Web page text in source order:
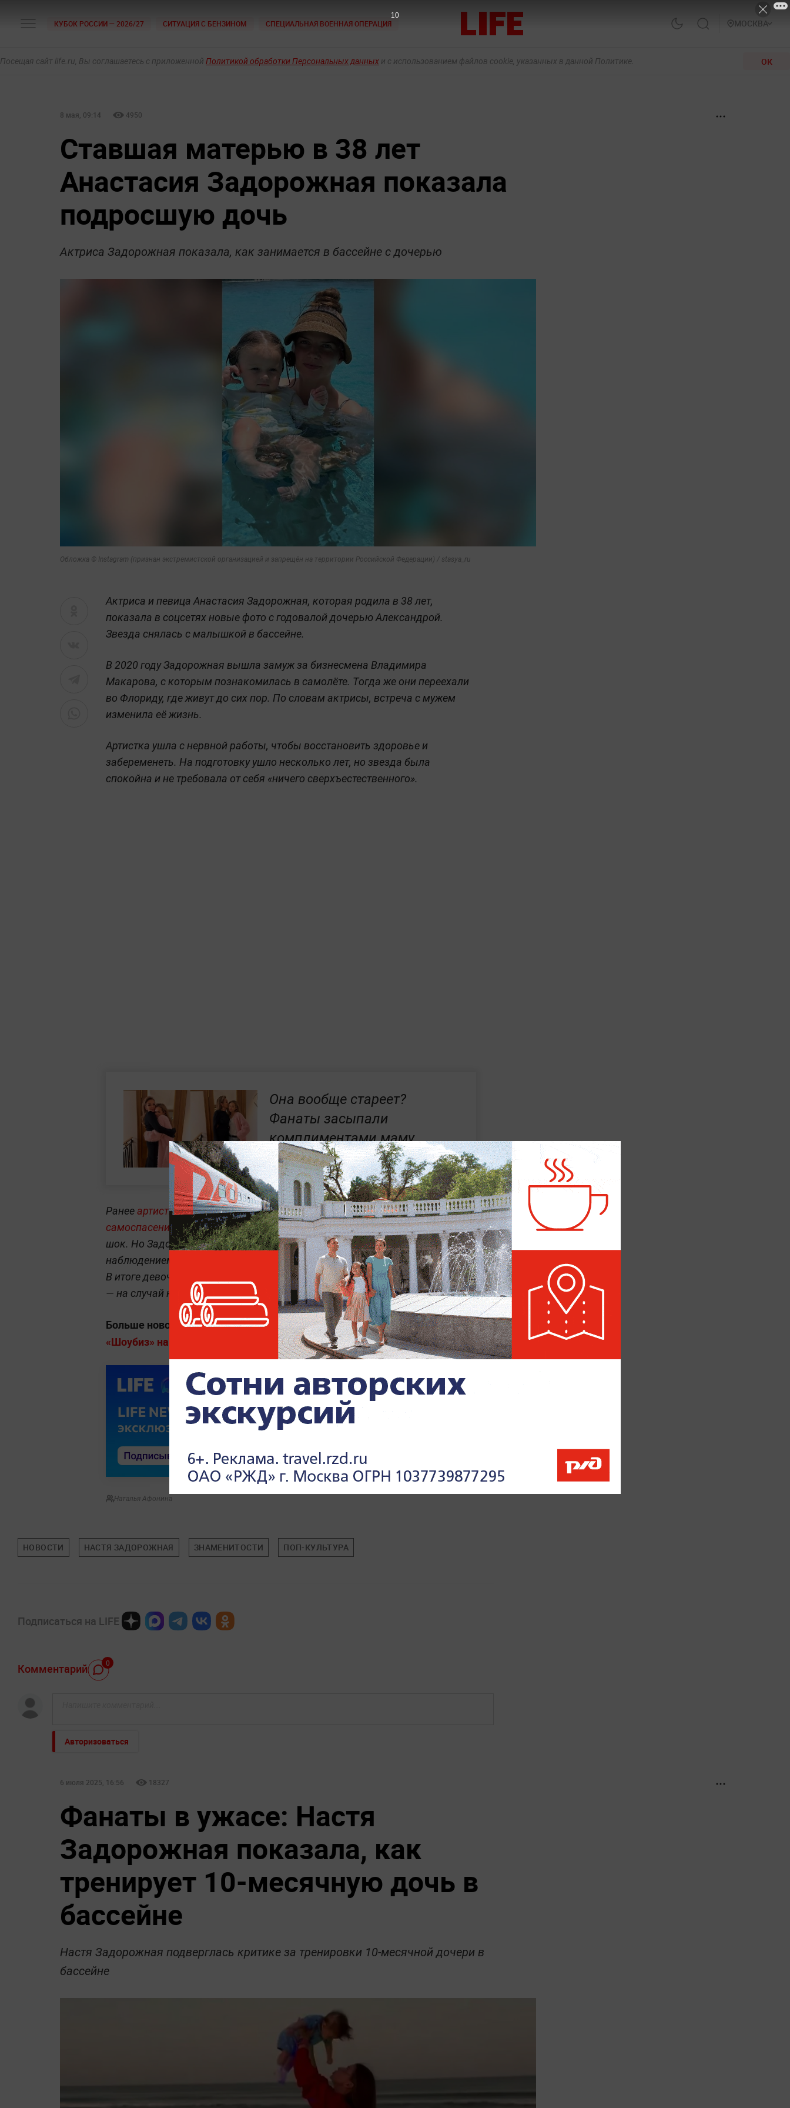
КУБОК РОССИИ — 2026/27 СИТУАЦИЯ С БЕНЗИНОМ СПЕЦИАЛЬНАЯ ВОЕННАЯ ОПЕРАЦИЯ МОСКВА
Посещая сайт life.ru, Вы соглашаетесь с приложенной Политикой обработки Персональных данных и с использованием файлов cookie, указанных в данной Политике. ОК
8 мая, 09:14 4950
Ставшая матерью в 38 лет
Анастасия Задорожная показала
подросшую дочь
Актриса Задорожная показала, как занимается в бассейне с дочерью
Обложка © Instagram (признан экстремистской организацией и запрещён на территории Российской Федерации) / stasya_ru
Актриса и певица Анастасия Задорожная, которая родила в 38 лет,
показала в соцсетях новые фото с годовалой дочерью Александрой.
Звезда снялась с малышкой в бассейне.
В 2020 году Задорожная вышла замуж за бизнесмена Владимира
Макарова, с которым познакомилась в самолёте. Тогда же они переехали
во Флориду, где живут до сих пор. По словам актрисы, встреча с мужем
изменила её жизнь.
Артистка ушла с нервной работы, чтобы восстановить здоровье и
забеременеть. На подготовку ушло несколько лет, но звезда была
спокойна и не требовала от себя «ничего сверхъестественного».
Она вообще стареет?
Фанаты засыпали
комплиментами маму
Стефании Маликовой
Ранееартистка рассказывала, что её дочь прошла специальные курсы
самоспасения на воде.Видео с тренировок вызвали у многих зрителей
шок. Но Задорожная объяснила, что ребёнок всё время был под
наблюдением инструктора, поэтому ничего страшного случиться не могло.
В итоге девочка научилась самостоятельно держаться на воде две минуты
— на случай непредвиденной ситуации.
Больше новостей о звёздах, премьерах и скандалах —читайте в разделе
«Шоубиз» на Life.ru.
Наталья Афонина
НОВОСТИ НАСТЯ ЗАДОРОЖНАЯ ЗНАМЕНИТОСТИ ПОП-КУЛЬТУРА
Подписаться на LIFE
Комментарий 0
Авторизоваться
6 июля 2025, 16:56 18327
Фанаты в ужасе: Настя
Задорожная показала, как
тренирует 10-месячную дочь в
бассейне
Настя Задорожная подверглась критике за тренировки 10-месячной дочери в
бассейне
9